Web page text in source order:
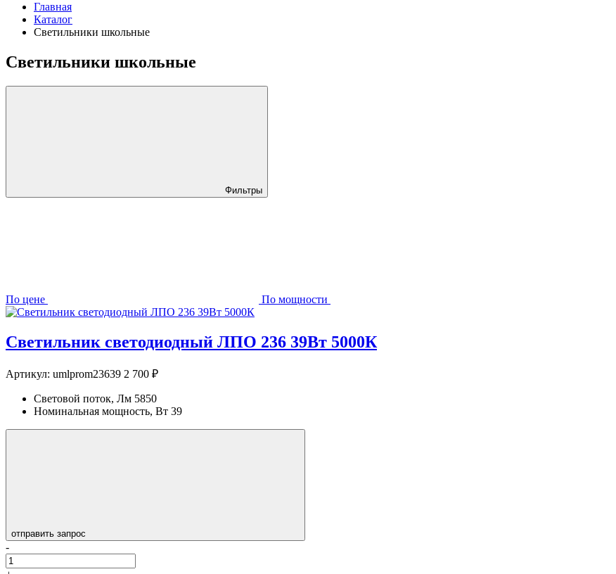
Главная
Каталог
Светильники школьные
Светильники школьные
Фильтры
По цене По мощности
Светильник светодиодный ЛПО 236 39Вт 5000К
Артикул: umlprom23639 2 700 ₽
Световой поток, Лм 5850
Номинальная мощность, Вт 39
отправить запрос
-